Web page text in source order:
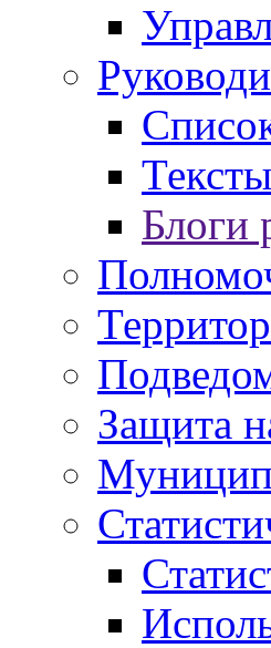
Блоги
Защита